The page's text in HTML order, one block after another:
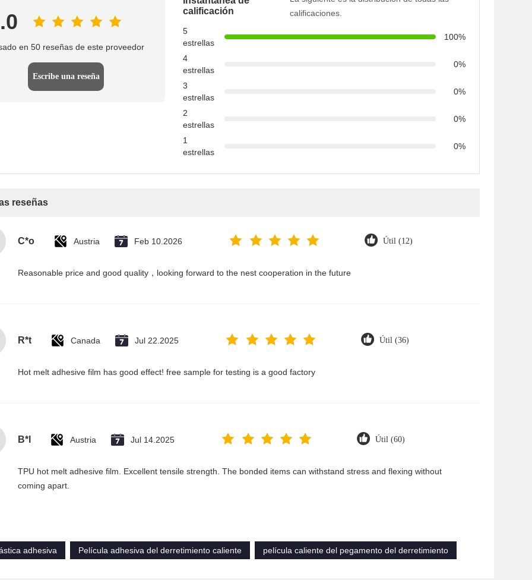
en 50 reseñas de este proveedor
Escribe una reseña
calificación
calificaciones.
5
estrellas
100%
4
estrellas
0%
3
estrellas
0%
2
estrellas
0%
1
estrellas
0%
reseñas
C*o Austria Feb 10.2026 Útil (12)
Reasonable price and good quality，looking forward to the nest cooperation in the future
R*t Canada Jul 22.2025 Útil (36)
Hot melt adhesive film has good effect! free sample for testing is a good factory
B*l Austria Jul 14.2025 Útil (60)
TPU hot melt adhesive film. Excellent tensile strength. The bonded items can withstand stress and flexing without
coming apart.
adhesiva Película adhesiva del derretimiento caliente película caliente del pegamento del derretimiento